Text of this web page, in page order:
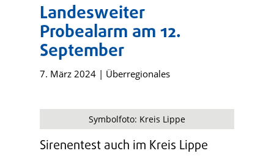
Landesweiter
Probealarm am 12.
September
7. März 2024| Überregionales
Symbolfoto: Kreis Lippe
Sirenentest auch im Kreis Lippe